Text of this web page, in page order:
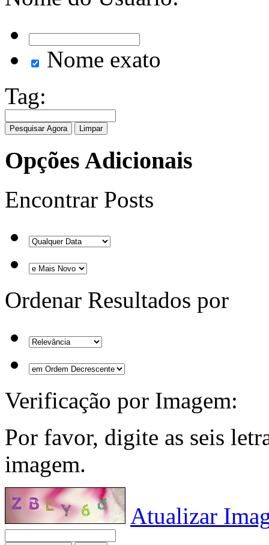
Nome exato
Tag:
Opções Adicionais
Encontrar Posts
Ordenar Resultados por
Verificação por Imagem:
Por favor, digite as seis
imagem.
Atualizar